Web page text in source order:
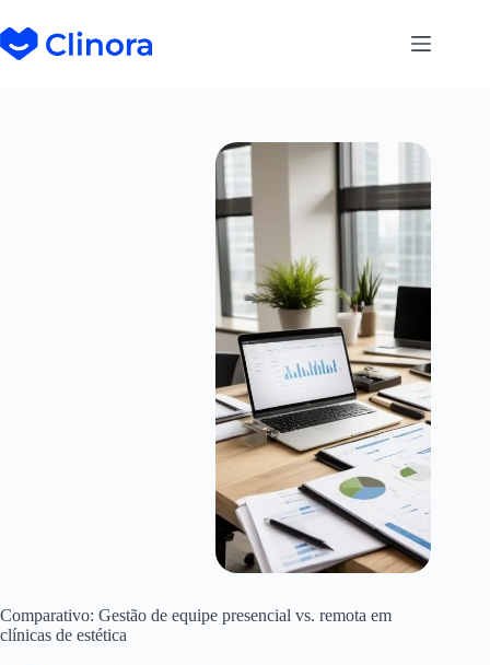
Comparativo: Gestão de equipe presencial vs. remota em
clínicas de estética